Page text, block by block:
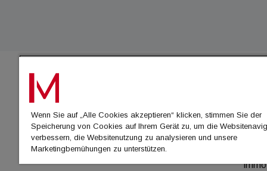
Wenn Sie auf „Alle Cookies akzeptieren“ klicken, stimmen Sie der
Speicherung von Cookies auf Ihrem Gerät zu, um die
verbessern, die Websitenutzung zu analysieren und unsere
Marketingbemühungen zu unterstützen.